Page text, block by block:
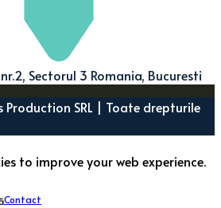
Sectorul 3 Romania, Bucuresti
SRL | Toate drepturile
to improve your web experience.
Contact